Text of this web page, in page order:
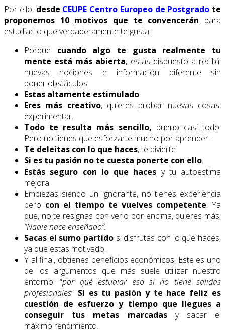
Por ello, desde CEUPE Centro Europeo de Postgrado te
proponemos 10 motivos que te convencerán para
estudiar lo que verdaderamente te gusta:
Porque cuando algo te gusta realmente tu
mente está más abierta, estás dispuesto a recibir
nuevas nociones e información diferente sin
poner obstáculos.
Estas altamente estimulado.
Eres más creativo, quieres probar nuevas cosas,
experimentar.
Todo te resulta más sencillo, bueno casi todo.
Pero no tienes que esforzarte mucho por aprender.
Te deleitas con lo que haces, te divierte.
Si es tu pasión no te cuesta ponerte con ello.
Estás seguro con lo que haces y tu autoestima
mejora.
Empiezas siendo un ignorante, no tienes experiencia
pero con el tiempo te vuelves competente. Ya
que, no te resignas con verlo por encima, quieres más.
“Nadie nace enseñado”.
Sacas el sumo partido si disfrutas con lo que haces,
ya que estas motivado.
Y al final, obtienes beneficios económicos. Este es uno
de los argumentos que más suele utilizar nuestro
entorno: “por qué estudiar eso si no tiene salidas
profesionales” Si es tu pasión y te hace feliz es
cuestión de esfuerzo y tiempo que llegues a
conseguir tus metas marcadasy sacar el
máximo rendimiento.